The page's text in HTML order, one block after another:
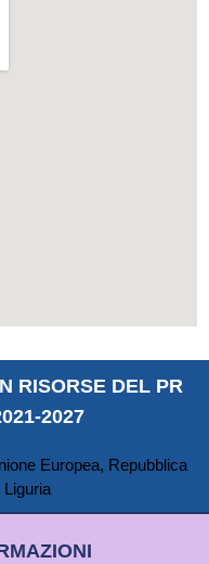
RISORSE DEL PR
2027